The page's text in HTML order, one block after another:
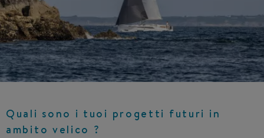
Quali sono i tuoi progetti futuri in
ambito velico ?